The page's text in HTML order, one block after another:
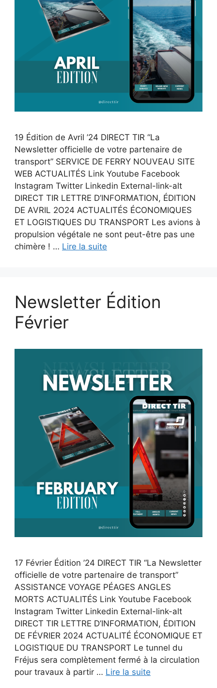
19 Édition de Avril ’24 DIRECT TIR “La
Newsletter officielle de votre partenaire de
transport” SERVICE DE FERRY NOUVEAU SITE
WEB ACTUALITÉS Link Youtube Facebook
Instagram Twitter Linkedin External-link-alt
DIRECT TIR LETTRE D’INFORMATION, ÉDITION
DE AVRIL 2O24 ACTUALITÉS ÉCONOMIQUES
ET LOGISTIQUES DU TRANSPORT Les avions à
propulsion végétale ne sont peut-être pas une
chimère ! … Lire la suite
Newsletter Édition
Février
17 Février Édition ’24 DIRECT TIR “La Newsletter
officielle de votre partenaire de transport”
ASSISTANCE VOYAGE PÉAGES ANGLES
MORTS ACTUALITÉS Link Youtube Facebook
Instagram Twitter Linkedin External-link-alt
DIRECT TIR LETTRE D’INFORMATION, ÉDITION
DE FÉVRIER 2024 ACTUALITÉ ÉCONOMIQUE ET
LOGISTIQUE DU TRANSPORT Le tunnel du
Fréjus sera complètement fermé à la circulation
pour travaux à partir … Lire la suite